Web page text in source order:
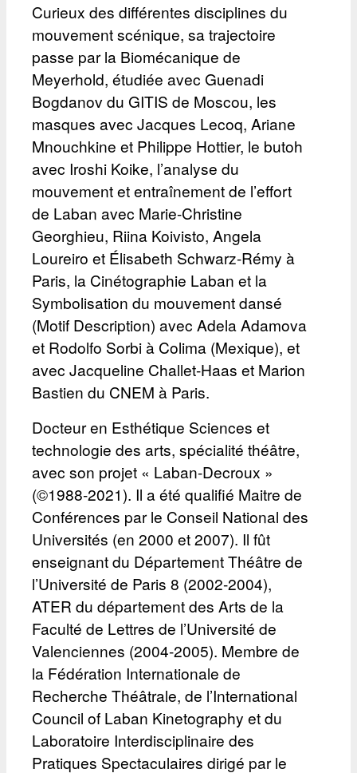
Curieux des différentes disciplines du
mouvement scénique, sa trajectoire
passe par la Biomécanique de
Meyerhold, étudiée avec Guenadi
Bogdanov du GITIS de Moscou, les
masques avec Jacques Lecoq, Ariane
Mnouchkine et Philippe Hottier, le butoh
avec Iroshi Koike, l’analyse du
mouvement et entraînement de l’effort
de Laban avec Marie-Christine
Georghieu, Riina Koivisto, Angela
Loureiro et Élisabeth Schwarz-Rémy à
Paris, la Cinétographie Laban et la
Symbolisation du mouvement dansé
(Motif Description) avec Adela Adamova
et Rodolfo Sorbi à Colima (Mexique), et
avec Jacqueline Challet-Haas et Marion
Bastien du CNEM à Paris.
Docteur en Esthétique Sciences et
technologie des arts, spécialité théâtre,
avec son projet « Laban-Decroux »
(©1988-2021). Il a été qualifié Maitre de
Conférences par le Conseil National des
Universités (en 2000 et 2007). Il fût
enseignant du Département Théâtre de
l’Université de Paris 8 (2002-2004),
ATER du département des Arts de la
Faculté de Lettres de l’Université de
Valenciennes (2004-2005). Membre de
la Fédération Internationale de
Recherche Théâtrale, de l’International
Council of Laban Kinetography et du
Laboratoire Interdisciplinaire des
Pratiques Spectaculaires dirigé par le